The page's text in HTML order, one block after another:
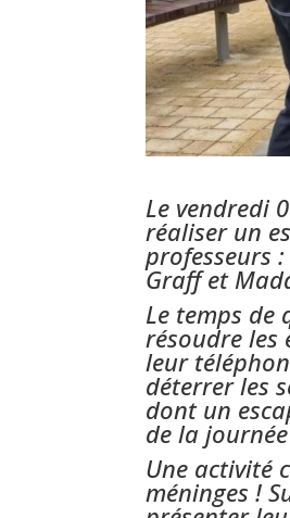
Le vendredi
réaliser un
professeurs
Graff et
Le temps de
résoudre les
leur
déterrer les
dont un
de la
Une activité
méninges !